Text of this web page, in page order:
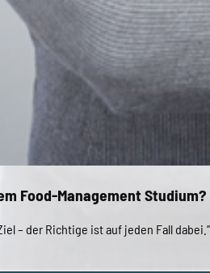
Food-Management Studium?
– der Richtige ist auf jeden Fall